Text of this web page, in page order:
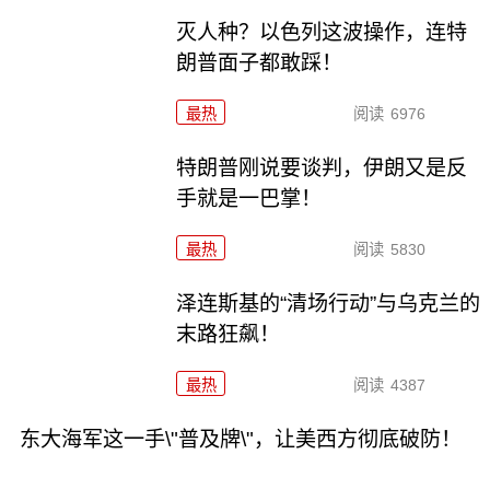
灭人种？以色列这波操作，连特
朗普面子都敢踩！
最热 阅读 6976
特朗普刚说要谈判，伊朗又是反
手就是一巴掌！
最热 阅读 5830
泽连斯基的“清场行动”与乌克兰的
末路狂飙！
最热 阅读 4387
东大海军这一手\"普及牌\"，让美西方彻底破防！